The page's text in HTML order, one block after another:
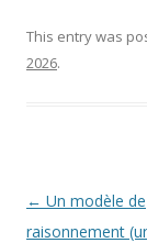
This entry was
2026.
Post
navigation
← Un modèle de
raisonnement